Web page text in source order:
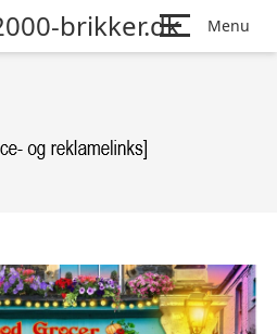
brikker.dk Menu